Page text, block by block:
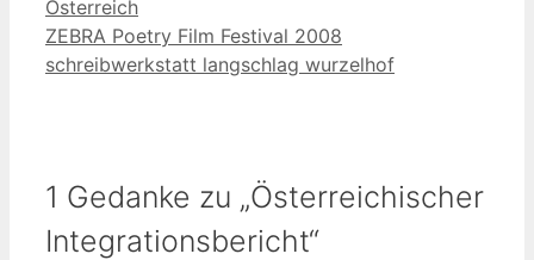
Österreich
ZEBRA Poetry Film Festival 2008
schreibwerkstatt langschlag wurzelhof
1 Gedanke zu „Österreichischer
Integrationsbericht“